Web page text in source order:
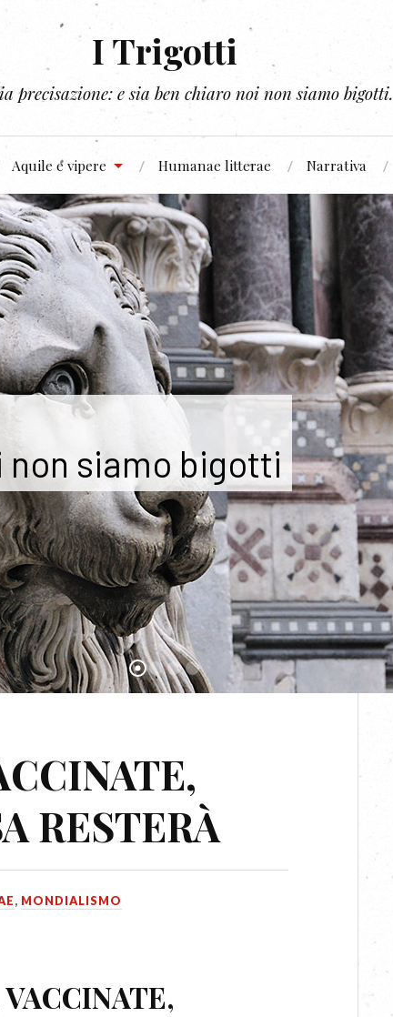
I Trigotti
precisazione: e sia ben chiaro noi non siamo bigotti.
Aquile e vipere Humanae litterae Narrativa
non siamo bigotti
DEL FARMACO
RESTERÀ
, MONDIALISMO